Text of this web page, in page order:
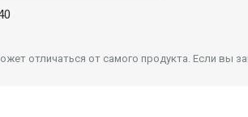
отличаться от самого продукта. Если вы